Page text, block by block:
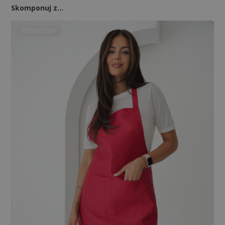
Skomponuj z…